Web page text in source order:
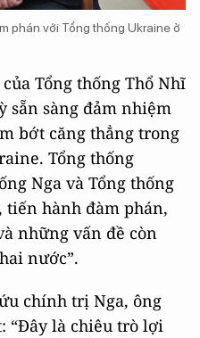
phán với Tổng thống Ukraine ở
Tổng thống Thổ Nhĩ
sẵn sàng đảm nhiệm
bớt căng thẳng trong
Tổng thống
Nga và Tổng thống
tiến hành đàm phán,
những vấn đề còn
nước”.
chính trị Nga, ông
“Đây là chiêu trò lợi